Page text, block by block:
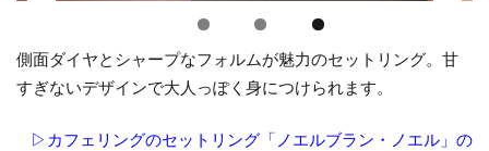
側面ダイヤとシャープなフォルムが魅力のセットリング。甘
すぎないデザインで大人っぽく身につけられます。
▷カフェリングのセットリング「ノエルブラン・ノエル」の